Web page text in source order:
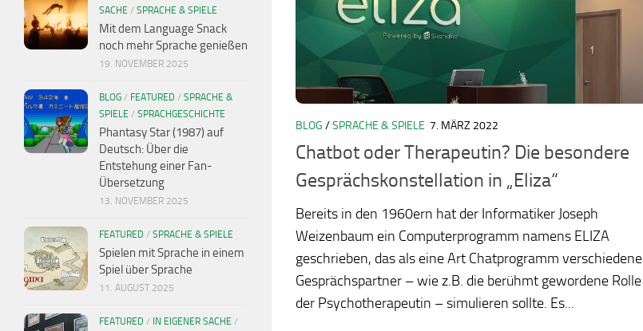
BLOG /SPRACHE & SPIELE 7. MÄRZ 2022
Chatbot oder Therapeutin? Die besondere
Gesprächskonstellation in „Eliza“
Bereits in den 1960ern hat der Informatiker Joseph
Weizenbaum ein Computerprogramm namens ELIZA
geschrieben, das als eine Art Chatprogramm verschiedene
Gesprächspartner – wie z.B. die berühmt gewordene Rolle
der Psychotherapeutin – simulieren sollte. Es...
SACHE / SPRACHE & SPIELE
Mit dem Language Snack
noch mehr Sprache genießen
19. NOVEMBER 2025
BLOG / FEATURED / SPRACHE &
SPIELE / SPRACHGESCHICHTE
Phantasy Star (1987) auf
Deutsch: Über die
Entstehung einer Fan-
Übersetzung
13. NOVEMBER 2025
FEATURED / SPRACHE & SPIELE
Spielen mit Sprache in einem
Spiel über Sprache
11. AUGUST 2025
FEATURED / IN EIGENER SACHE /